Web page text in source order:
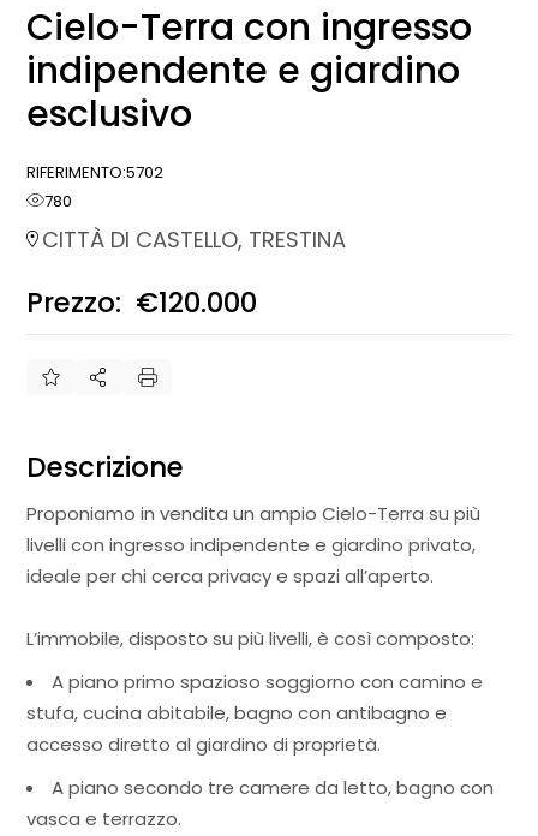
Cielo-Terra con ingresso
indipendente e giardino
esclusivo
RIFERIMENTO:5702
780
CITTÀ DI CASTELLO, TRESTINA
Prezzo: €120.000
Descrizione
Proponiamo in vendita un ampio Cielo-Terra su più
livelli con ingresso indipendente e giardino privato,
ideale per chi cerca privacy e spazi all’aperto.
L’immobile, disposto su più livelli, è così composto:
A piano primo spazioso soggiorno con camino e
stufa, cucina abitabile, bagno con antibagno e
accesso diretto al giardino di proprietà.
A piano secondo tre camere da letto, bagno con
vasca e terrazzo.